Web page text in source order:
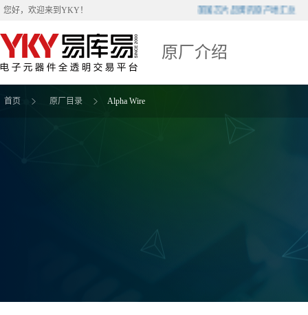
您好，欢迎来到 YKY ！ 美国芯片品牌的原产地汇总
原厂介绍
首页 原厂目录 Alpha Wire